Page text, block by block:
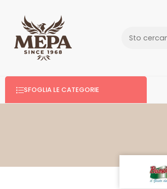
SFOGLIA LE CATEGORIE